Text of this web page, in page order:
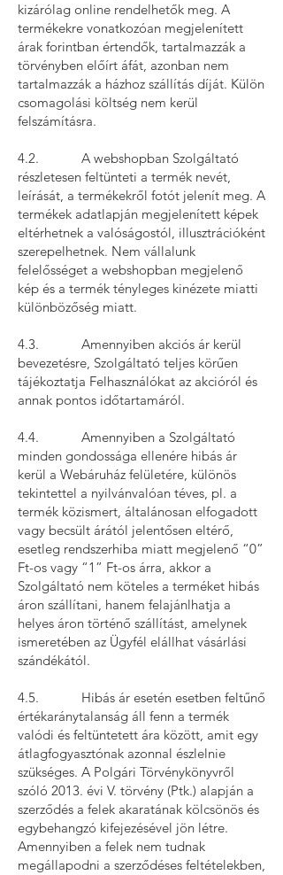
kizárólag online rendelhetők meg. A
termékekre vonatkozóan megjelenített
árak forintban értendők, tartalmazzák a
törvényben előírt áfát, azonban nem
tartalmazzák a házhoz szállítás díját. Külön
csomagolási költség nem kerül
felszámításra.
4.2. A webshopban Szolgáltató
részletesen feltünteti a termék nevét,
leírását, a termékekről fotót jelenít meg. A
termékek adatlapján megjelenített képek
eltérhetnek a valóságostól, illusztrációként
szerepelhetnek. Nem vállalunk
felelősséget a webshopban megjelenő
kép és a termék tényleges kinézete miatti
különbözőség miatt.
4.3. Amennyiben akciós ár kerül
bevezetésre, Szolgáltató teljes körűen
tájékoztatja Felhasználókat az akcióról és
annak pontos időtartamáról.
4.4. Amennyiben a Szolgáltató
minden gondossága ellenére hibás ár
kerül a Webáruház felületére, különös
tekintettel a nyilvánvalóan téves, pl. a
termék közismert, általánosan elfogadott
vagy becsült árától jelentősen eltérő,
esetleg rendszerhiba miatt megjelenő “0”
Ft-os vagy “1” Ft-os árra, akkor a
Szolgáltató nem köteles a terméket hibás
áron szállítani, hanem felajánlhatja a
helyes áron történő szállítást, amelynek
ismeretében az Ügyfél elállhat vásárlási
szándékától.
4.5. Hibás ár esetén esetben feltűnő
értékaránytalanság áll fenn a termék
valódi és feltüntetett ára között, amit egy
átlagfogyasztónak azonnal észlelnie
szükséges. A Polgári Törvénykönyvről
szóló 2013. évi V. törvény (Ptk.) alapján a
szerződés a felek akaratának kölcsönös és
egybehangzó kifejezésével jön létre.
Amennyiben a felek nem tudnak
megállapodni a szerződéses feltételekben,